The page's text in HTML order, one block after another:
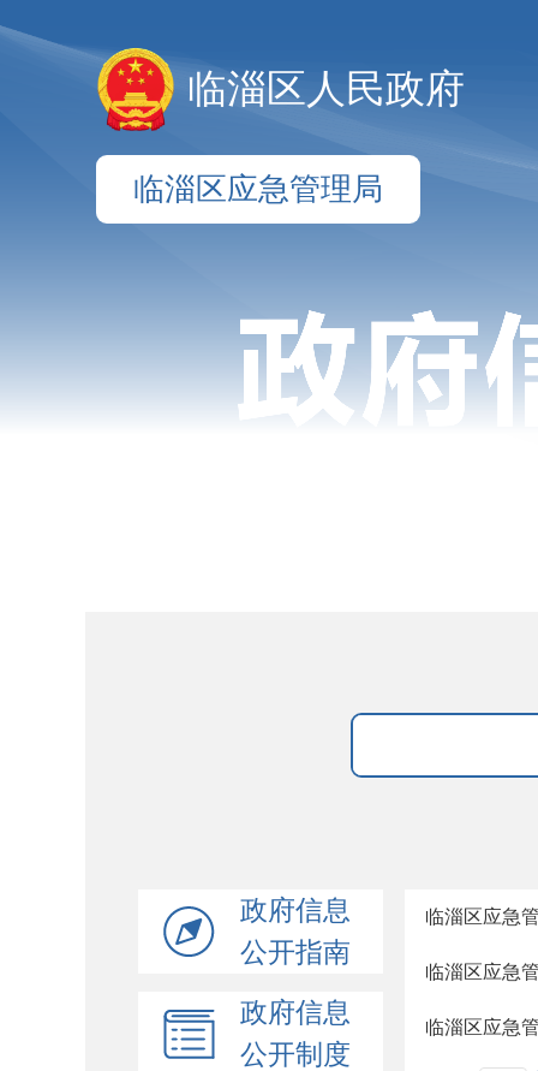
临淄区人民政府
临淄区应急管理局
政府信息
公开指南
政府信息
公开制度
临淄区应急
临淄区应急
临淄区应急